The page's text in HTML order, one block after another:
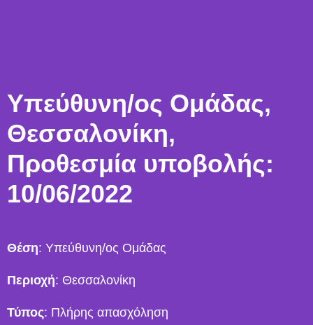
Υπεύθυνη/ος Ομάδας,
Θεσσαλονίκη,
Προθεσμία υποβολής:
10/06/2022
Θέση: Υπεύθυνη/ος Ομάδας
Περιοχή: Θεσσαλονίκη
Τύπος: Πλήρης απασχόληση